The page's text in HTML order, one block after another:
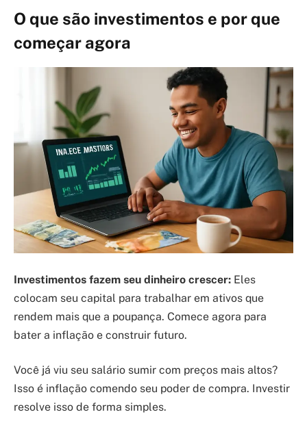
O que são investimentos e por que
começar agora
Investimentos fazem seu dinheiro crescer: Eles
colocam seu capital para trabalhar em ativos que
rendem mais que a poupança. Comece agora para
bater a inflação e construir futuro.
Você já viu seu salário sumir com preços mais altos?
Isso é inflação comendo seu poder de compra. Investir
resolve isso de forma simples.